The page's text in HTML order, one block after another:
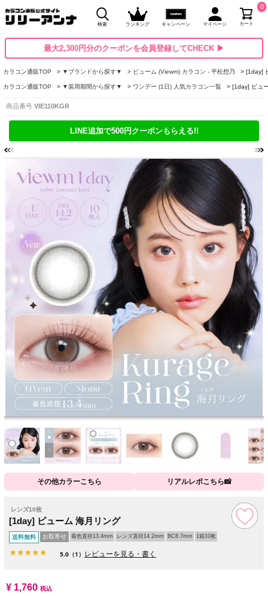
検索 ランキング キャンペーン マイページ カート
0
最大2,300円分のクーポンを会員登録してCHECK ▶
カラコン通販TOP ▼ブランドから探す▼ ビューム (Viewm) カラコン - 平松想乃 [1day]
カラコン通販TOP ▼装用期間から探す▼ ワンデー (1日) 人気カラコン一覧 [1day] ビュ
商品番号 VIE110KGR
LINE追加で500円クーポンもらえる!!
その他カラーこちら リアルレポこちら📸
レンズ10枚
[1day] ビューム 海月リング
送料無料 お取寄せ 着色直径13.4mm レンズ直径14.2mm BC8.7mm 1箱10枚
5.0 （1） レビューを見る・書く
¥ 1,760 税込